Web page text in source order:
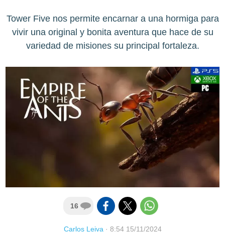
Tower Five nos permite encarnar a una hormiga para
vivir una original y bonita aventura que hace de su
variedad de misiones su principal fortaleza.
16
Carlos Leiva· 8:54 15/11/2024